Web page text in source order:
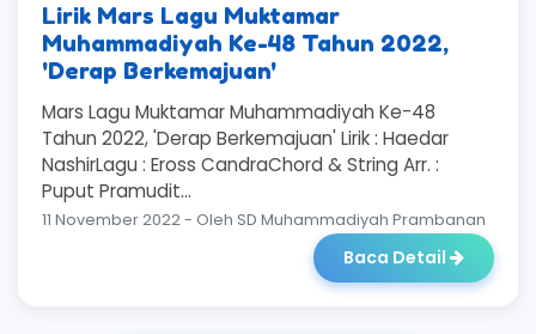
Lirik Mars Lagu Muktamar
Muhammadiyah Ke-48 Tahun 2022,
'Derap Berkemajuan'
Mars Lagu Muktamar Muhammadiyah Ke-48
Tahun 2022, 'Derap Berkemajuan' Lirik : Haedar
NashirLagu : Eross CandraChord & String Arr. :
Puput Pramudit...
11 November 2022 - Oleh SD Muhammadiyah Prambanan
Baca Detail